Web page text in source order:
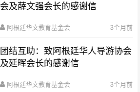
会及薛文强会长的感谢信
阿根廷华文教育基金会 3个月前
团结互助：致阿根廷华人导游协会
及延晖会长的感谢信
阿根廷华文教育基金会 3个月前